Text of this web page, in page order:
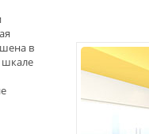
в
шкале